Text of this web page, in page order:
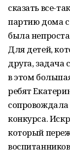
сказать все-
партию дома с
была
Для детей,
друга, задача
в этом
ребят
сопровождала
конкурса.
который